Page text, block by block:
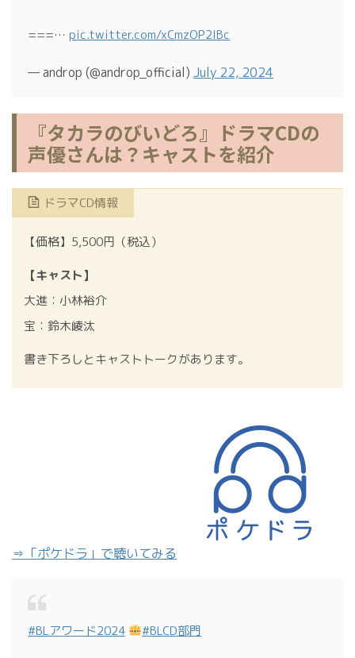
===… pic.twitter.com/xCmzOP2IBc
— androp (@androp_official) July 22, 2024
『タカラのびいどろ』ドラマCDの
声優さんは？キャストを紹介
ドラマCD情報
【価格】5,500円（税込）
【キャスト】
大進：小林裕介
宝：鈴木崚汰
書き下ろしとキャストトークがあります。
⇒「ポケドラ」で聴いてみる
#BLアワード2024 #BLCD部門